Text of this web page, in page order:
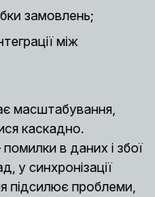
замовлень;
між
масштабування,
каскадно.
в даних і збої
у синхронізації
підсилює проблеми,